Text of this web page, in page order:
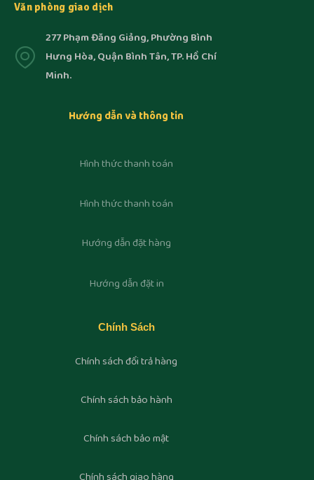
Văn phòng giao dịch
277 Phạm Đăng Giảng, Phường Bình
Hưng Hòa, Quận Bình Tân, TP. Hồ Chí
Minh.
Hướng dẫn và thông tin
Hình thức thanh toán
Hình thức thanh toán
Hướng dẫn đặt hàng
Hướng dẫn đặt in
Chính Sách
Chính sách đổi trả hàng
Chính sách bảo hành
Chính sách bảo mật